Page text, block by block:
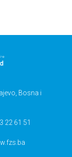
Bosna i
22 61 51